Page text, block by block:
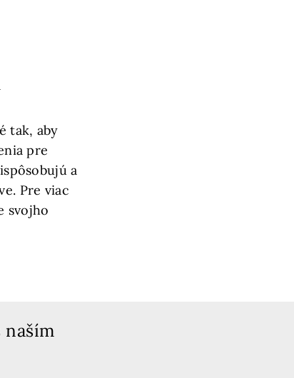
tak, aby
pre
a
Pre viac
svojho
naším